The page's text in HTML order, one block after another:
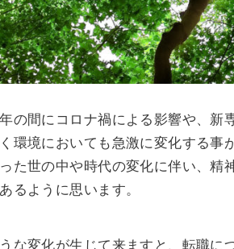
の間にコロナ禍による影響や、新
環境においても急激に変化する事
た世の中や時代の変化に伴い、精
るように思います。
な変化が生じて来ますと、転職に